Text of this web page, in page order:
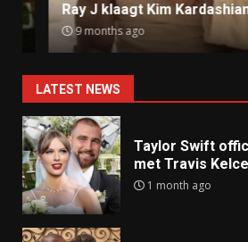
Ray J klaagt Kim Kardashian
9 months ago
LATEST NEWS
Taylor Swift
met Travis Kelce
1 month ago